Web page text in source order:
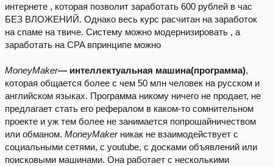
интернете , которая позволит заработать 600 рублей в час
БЕЗ ВЛОЖЕНИЙ. Однако весь курс расчитан на заработок
на спаме на твиче. Систему можно модернизировать , а
заработать на CPA впринципе можно
МoneyМaker— интеллектуальная машина(программа),
которая общается более с чем 50 млн человек на русском и
английском языках. Программа никому ничего не продает, не
предлагает стать его рефералом в каком-то сомнительном
проекте и уж тем более не занимается попрошайничеством
или обманом. МoneyМakerникак не взаимодействует с
социальными сетями, с youtube, с досками объявлений или
поисковыми машинами. Она работает с несколькими